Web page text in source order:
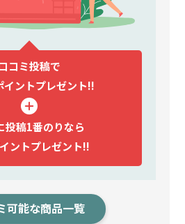
コミ投稿で
イントプレゼント!!
投稿1番のりなら
ントプレゼント!!
可能な商品一覧